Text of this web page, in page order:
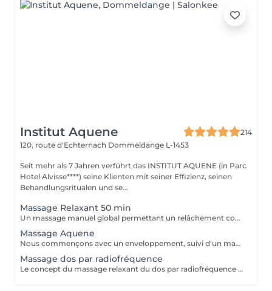
Institut Aquene
214
120, route d'Echternach Dommeldange L-1453
Seit mehr als 7 Jahren verführt das INSTITUT AQUENE (in Parc
Hotel Alvisse****) seine Klienten mit seiner Effizienz, seinen
Behandlungsritualen und se...
Massage Relaxant 50 min
Un massage manuel global permettant un relâchement complet du corps
Massage Aquene
Nous commençons avec un enveloppement, suivi d'un massage unique. Ce massage, revitalisant et surtout énergisant.
Massage dos par radiofréquence
Le concept du massage relaxant du dos par radiofréquence proposé par NANNIC est une approche innovante qui allie détente profonde et soin technologique avancé. Grâce à l'utilisation de la radiofréquence, ce massage permet de chauffer en douceur les tissus cutanés et sous-cutanés, favorisant une relaxation musculaire optimale tout en stimulant la microcirculation. Cette méthode procure un double bénéfice: -Bien-être immédiat -Soin en profondeur Le massage relaxant du dos par radiofréquence NANNIC est idéal pour les personnes recherchant une expérience de détente haut de gamme associée aux bienfaits esthétiques visibles. C'est un véritable moment de soin holistique, à la fois apaisant pour l'esprit et régénérant pour le corps.